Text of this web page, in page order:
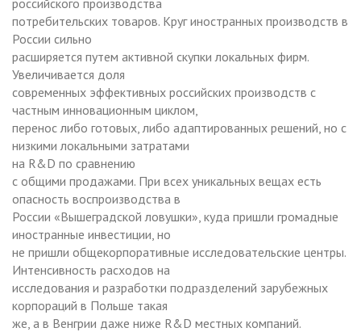
потребительских товаров. Круг иностранных производств в
России сильно
расширяется путем активной скупки локальных фирм.
Увеличивается доля
современных эффективных российских производств с
частным инновационным циклом,
перенос либо готовых, либо адаптированных решений, но с
низкими локальными затратами
на R&D по сравнению
с общими продажами. При всех уникальных вещах есть
опасность воспроизводства в
России «Вышеградской ловушки», куда пришли громадные
иностранные инвестиции, но
не пришли общекорпоративные исследовательские центры.
Интенсивность расходов на
исследования и разработки подразделений зарубежных
корпораций в Польше такая
же, а в Венгрии даже ниже R&D местных компаний.